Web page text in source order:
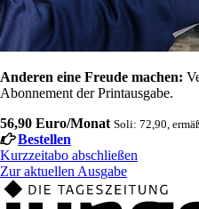
Anderen eine Freude machen:
Abonnement der Printausgabe.
56,90 Euro/Monat Soli: 72,90,
Bestellen
Kurzzeitabo abschließen
Zur aktuellen Ausgabe